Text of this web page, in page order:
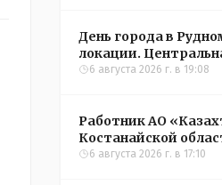
День города в
локации.
всех желающих
6 августа 2026 г. в 19:08
Работник АО
Костанайской
6 августа 2026 г. в 17:10